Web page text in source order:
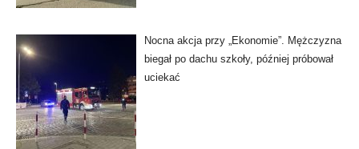
Nocna akcja przy „Ekonomie”. Mężczyzna
biegał po dachu szkoły, później próbował
uciekać